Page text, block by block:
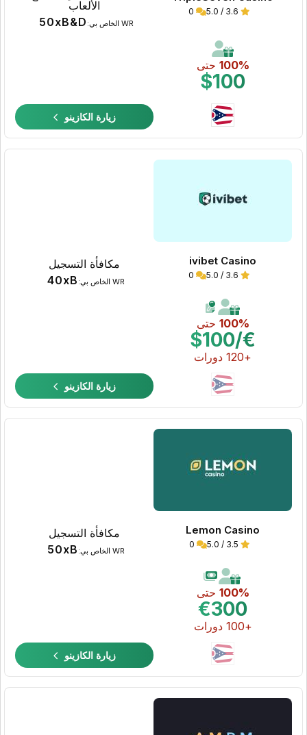
3.6 / 5.0
0
100%حتى
$100
الألعاب
WR الخاص بي: 50xB&D
زيارة الكازينو
ivibet Casino
3.6 / 5.0
0
100%حتى
€/$100
+120 دورات
مكافأة التسجيل
WR الخاص بي: 40xB
زيارة الكازينو
Lemon Casino
3.5 / 5.0
0
100%حتى
€300
+100 دورات
مكافأة التسجيل
WR الخاص بي: 50xB
زيارة الكازينو